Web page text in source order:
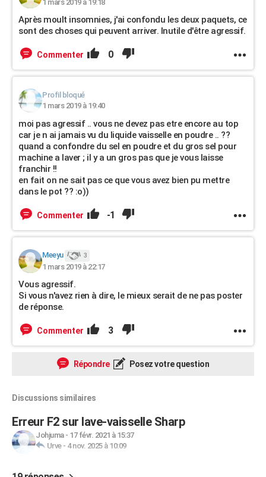
1 mars 2019 à 19:18
Après moult insomnies, j'ai confondu les deux paquets, ce
sont des choses qui peuvent arriver. Inutile d'être agressif.
Commenter 0
Profil bloqué
1 mars 2019 à 19:40
moi pas agressif .. vous ne devez pas etre encore au top
car je n ai jamais vu du liquide vaisselle en poudre .. ??
quand a confondre du sel en poudre et du gros sel pour
machine a laver ; il y a un gros pas que je vous laisse
franchir !!
en fait on ne sait pas ce que vous avez bien pu mettre
dans le pot ?? :o))
Commenter -1
Meeyu 3
1 mars 2019 à 22:17
Vous agressif.
Si vous n'avez rien à dire, le mieux serait de ne pas poster
de réponse.
Commenter 3
Répondre Posez votre question
Discussions similaires
Erreur F2 sur lave-vaisselle Sharp
Johjuma- 17 févr. 2021 à 15:37
Urve- 4 nov. 2025 à 10:09